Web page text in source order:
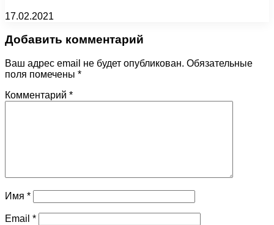
17.02.2021
Добавить комментарий
Ваш адрес email не будет опубликован. Обязательные
поля помечены *
Комментарий *
Имя *
Email *